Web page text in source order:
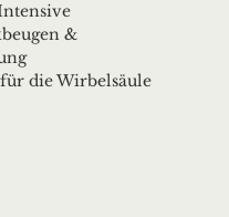
Intensive
&
für die Wirbelsäule